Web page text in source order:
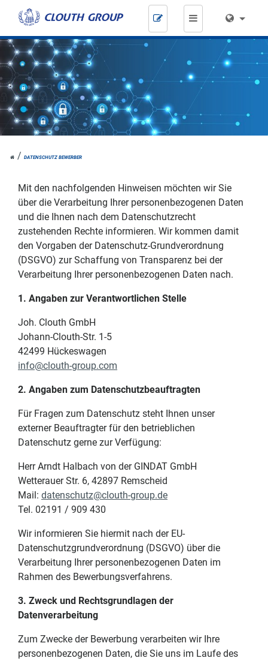
Zum
Inhalt
springen
HOME
DATENSCHUTZ BEWERBER
Mit den nachfolgenden Hinweisen möchten wir Sie
über die Verarbeitung Ihrer personenbezogenen Daten
und die Ihnen nach dem Datenschutzrecht
zustehenden Rechte informieren. Wir kommen damit
den Vorgaben der Datenschutz-Grundverordnung
(DSGVO) zur Schaffung von Transparenz bei der
Verarbeitung Ihrer personenbezogenen Daten nach.
1. Angaben zur Verantwortlichen Stelle
Joh. Clouth GmbH
Johann-Clouth-Str. 1-5
42499 Hückeswagen
info@clouth-group.com
2. Angaben zum Datenschutzbeauftragten
Für Fragen zum Datenschutz steht Ihnen unser
externer Beauftragter für den betrieblichen
Datenschutz gerne zur Verfügung:
Herr Arndt Halbach von der GINDAT GmbH
Wetterauer Str. 6, 42897 Remscheid
Mail: datenschutz@clouth-group.de
Tel. 02191 / 909 430
Wir informieren Sie hiermit nach der EU-
Datenschutzgrundverordnung (DSGVO) über die
Verarbeitung Ihrer personenbezogenen Daten im
Rahmen des Bewerbungsverfahrens.
3. Zweck und Rechtsgrundlagen der
Datenverarbeitung
Zum Zwecke der Bewerbung verarbeiten wir Ihre
personenbezogenen Daten, die Sie uns im Laufe des